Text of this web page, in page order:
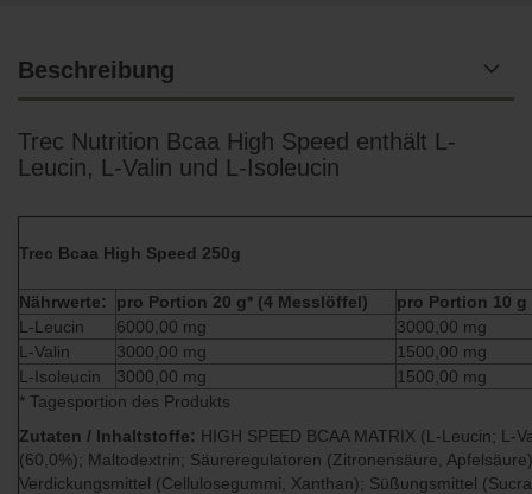
Beschreibung
Trec Nutrition Bcaa High Speed enthält L-
Leucin, L-Valin und L-Isoleucin
Trec Bcaa High Speed 250g
Nährwerte: pro Portion 20 g* (4 Messlöffel)
pro Portion 10
L-Leucin
6000,00 mg
3000,00 mg
L-Valin
3000,00 mg
1500,00 mg
L-Isoleucin
3000,00 mg
1500,00 mg
* Tagesportion des Produkts
Zutaten / Inhaltstoffe: HIGH SPEED BCAA MATRIX (L-Leucin; L-
(60,0%); Maltodextrin; Säureregulatoren (Zitronensäure,
Verdickungsmittel (Cellulosegummi, Xanthan); Süßungsmittel